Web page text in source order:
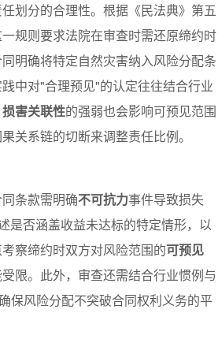
划分的合理性。根据《民法典》第五
规则要求法院在审查时需还原缔约时
明确将特定自然灾害纳入风险分配条
中对"合理预见"的认定往往结合行业
损害关联性的强弱也会影响可预见范围
关系链的切断来调整责任比例。
条款需明确不可抗力事件导致损失
是否涵盖收益未达标的特定情形，以
察缔约时双方对风险范围的可预见
限。此外，审查还需结合行业惯例与
保风险分配不突破合同权利义务的平